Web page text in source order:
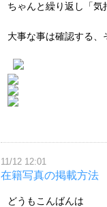
ちゃんと繰り返し「気
大事な事は確認する、
11/12 12:01
在籍写真の掲載方法
どうもこんばんは